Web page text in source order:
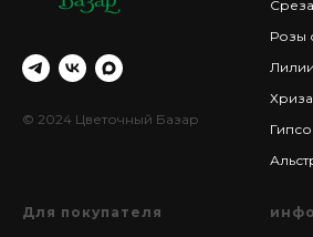
© 2024 Цветочный Базар
Розы
Лилии
Для покупателя